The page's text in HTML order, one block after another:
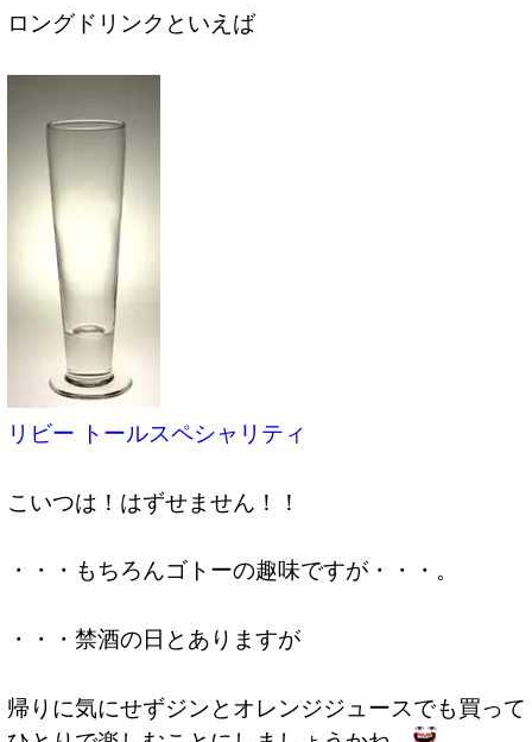
ロングドリンクといえば
リビー トールスペシャリティ
こいつは！はずせません！！
・・・もちろんゴトーの趣味ですが・・・。
・・・禁酒の日とありますが
帰りに気にせずジンとオレンジジュースでも買って